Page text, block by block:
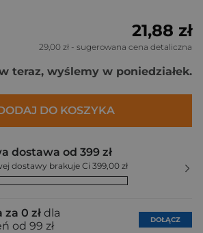
21,88 zł
29,00 zł - sugerowana cena detaliczna
teraz, wyślemy w poniedziałek.
DO KOSZYKA
dostawa od 399 zł
dostawy brakuje Ci 399,00 zł
0 zł dla
od 99 zł
DOŁĄCZ